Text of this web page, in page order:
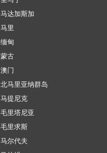
马达加斯加
马里
缅甸
蒙古
澳门
北马里亚纳群岛
马提尼克
毛里塔尼亚
毛里求斯
马尔代夫